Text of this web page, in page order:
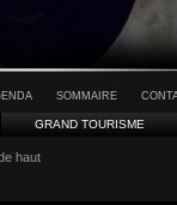
SOMMAIRE
GRAND TOURISME
haut